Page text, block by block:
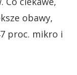
obawy,
proc. mikro i